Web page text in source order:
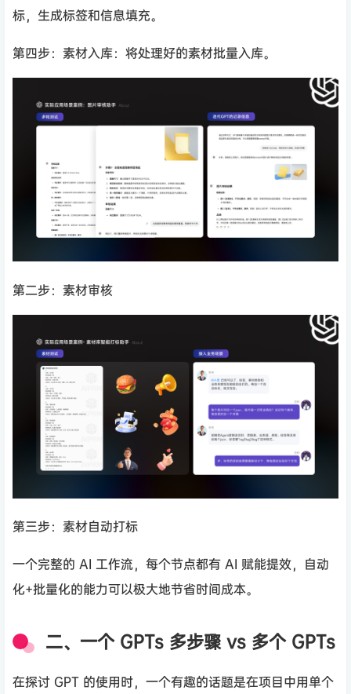
标，生成标签和信息填充。
第四步：素材入库：将处理好的素材批量入库。
第二步：素材审核
第三步：素材自动打标
一个完整的 AI 工作流，每个节点都有 AI 赋能提效，自动
化+批量化的能力可以极大地节省时间成本。
二、一个 GPTs 多步骤 vs 多个 GPTs
在探讨 GPT 的使用时，一个有趣的话题是在项目中用单个